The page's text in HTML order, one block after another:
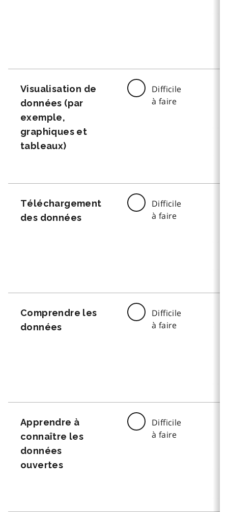
Visualisation de
données (par
exemple,
graphiques et
tableaux)
Difficile
à faire
Téléchargement
des données
Difficile
à faire
Comprendre les
données
Difficile
à faire
Apprendre à
connaître les
données
ouvertes
Difficile
à faire